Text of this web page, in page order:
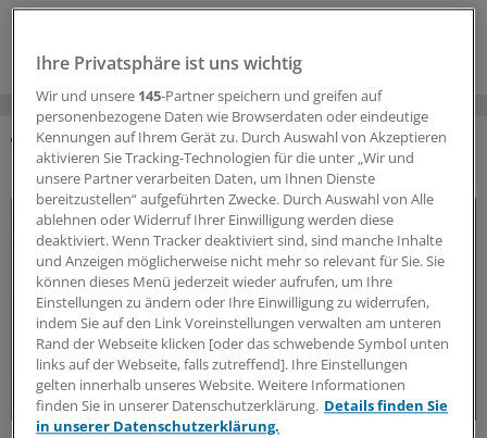
DAS KÖNNTE SIE AUCH INTERESSIEREN
Ihre Privatsphäre ist uns wichtig
Wir und unsere 145-Partner speichern und greifen auf
personenbezogene Daten wie Browserdaten oder eindeutige
Kennungen auf Ihrem Gerät zu. Durch Auswahl von Akzeptieren
aktivieren Sie Tracking-Technologien für die unter „Wir und
unsere Partner verarbeiten Daten, um Ihnen Dienste
bereitzustellen“ aufgeführten Zwecke. Durch Auswahl von Alle
ablehnen oder Widerruf Ihrer Einwilligung werden diese
deaktiviert. Wenn Tracker deaktiviert sind, sind manche Inhalte
und Anzeigen möglicherweise nicht mehr so relevant für Sie. Sie
können dieses Menü jederzeit wieder aufrufen, um Ihre
Einstellungen zu ändern oder Ihre Einwilligung zu widerrufen,
indem Sie auf den Link Voreinstellungen verwalten am unteren
Rand der Webseite klicken [oder das schwebende Symbol unten
links auf der Webseite, falls zutreffend]. Ihre Einstellungen
gelten innerhalb unseres Website. Weitere Informationen
finden Sie in unserer Datenschutzerklärung. Details finden Sie
in unserer Datenschutzerklärung.